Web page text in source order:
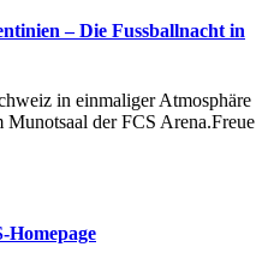
– Die Fussballnacht in
in einmaliger Atmosphäre
der FCS Arena.Freue
Homepage